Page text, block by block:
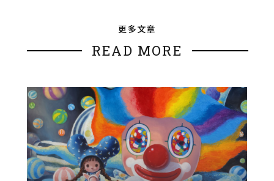
更多文章
READ MORE